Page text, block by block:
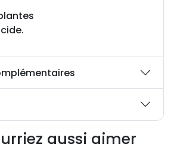
aussi aimer